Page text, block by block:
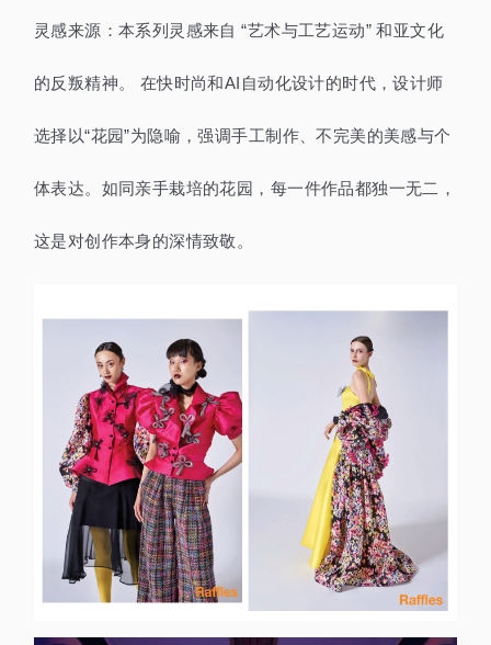
灵感来源：本系列灵感来自 “艺术与工艺运动” 和亚文化
的反叛精神。 在快时尚和AI自动化设计的时代，设计师
选择以“花园”为隐喻，强调手工制作、不完美的美感与个
体表达。如同亲手栽培的花园，每一件作品都独一无二，
这是对创作本身的深情致敬。